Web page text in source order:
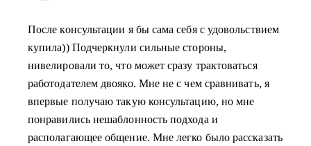
После консультации я бы сама себя с удовольствием
купила)) Подчеркнули сильные стороны,
нивелировали то, что может сразу трактоваться
работодателем двояко. Мне не с чем сравнивать, я
впервые получаю такую консультацию, но мне
понравились нешаблонность подхода и
располагающее общение. Мне легко было рассказать